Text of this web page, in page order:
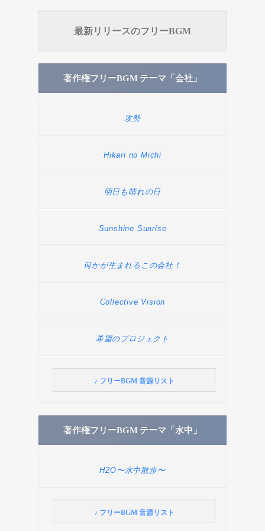
最新リリースのフリーBGM
著作権フリーBGM テーマ「会社」
攻勢
Hikari no Michi
明日も晴れの日
Sunshine Sunrise
何かが生まれるこの会社！
Collective Vision
希望のプロジェクト
♪ フリーBGM 音源リスト
著作権フリーBGM テーマ「水中」
H2O〜水中散歩〜
♪ フリーBGM 音源リスト